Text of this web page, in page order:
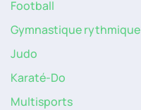
Football
Gymnastique rythmique
Judo
Karaté-Do
Multisports